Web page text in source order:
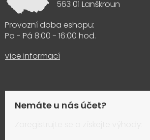
563 01 Lanškroun
Provozní doba eshopu:
Po - Pá 8:00 - 16:00 hod.
více informací
Nemáte u nás účet?